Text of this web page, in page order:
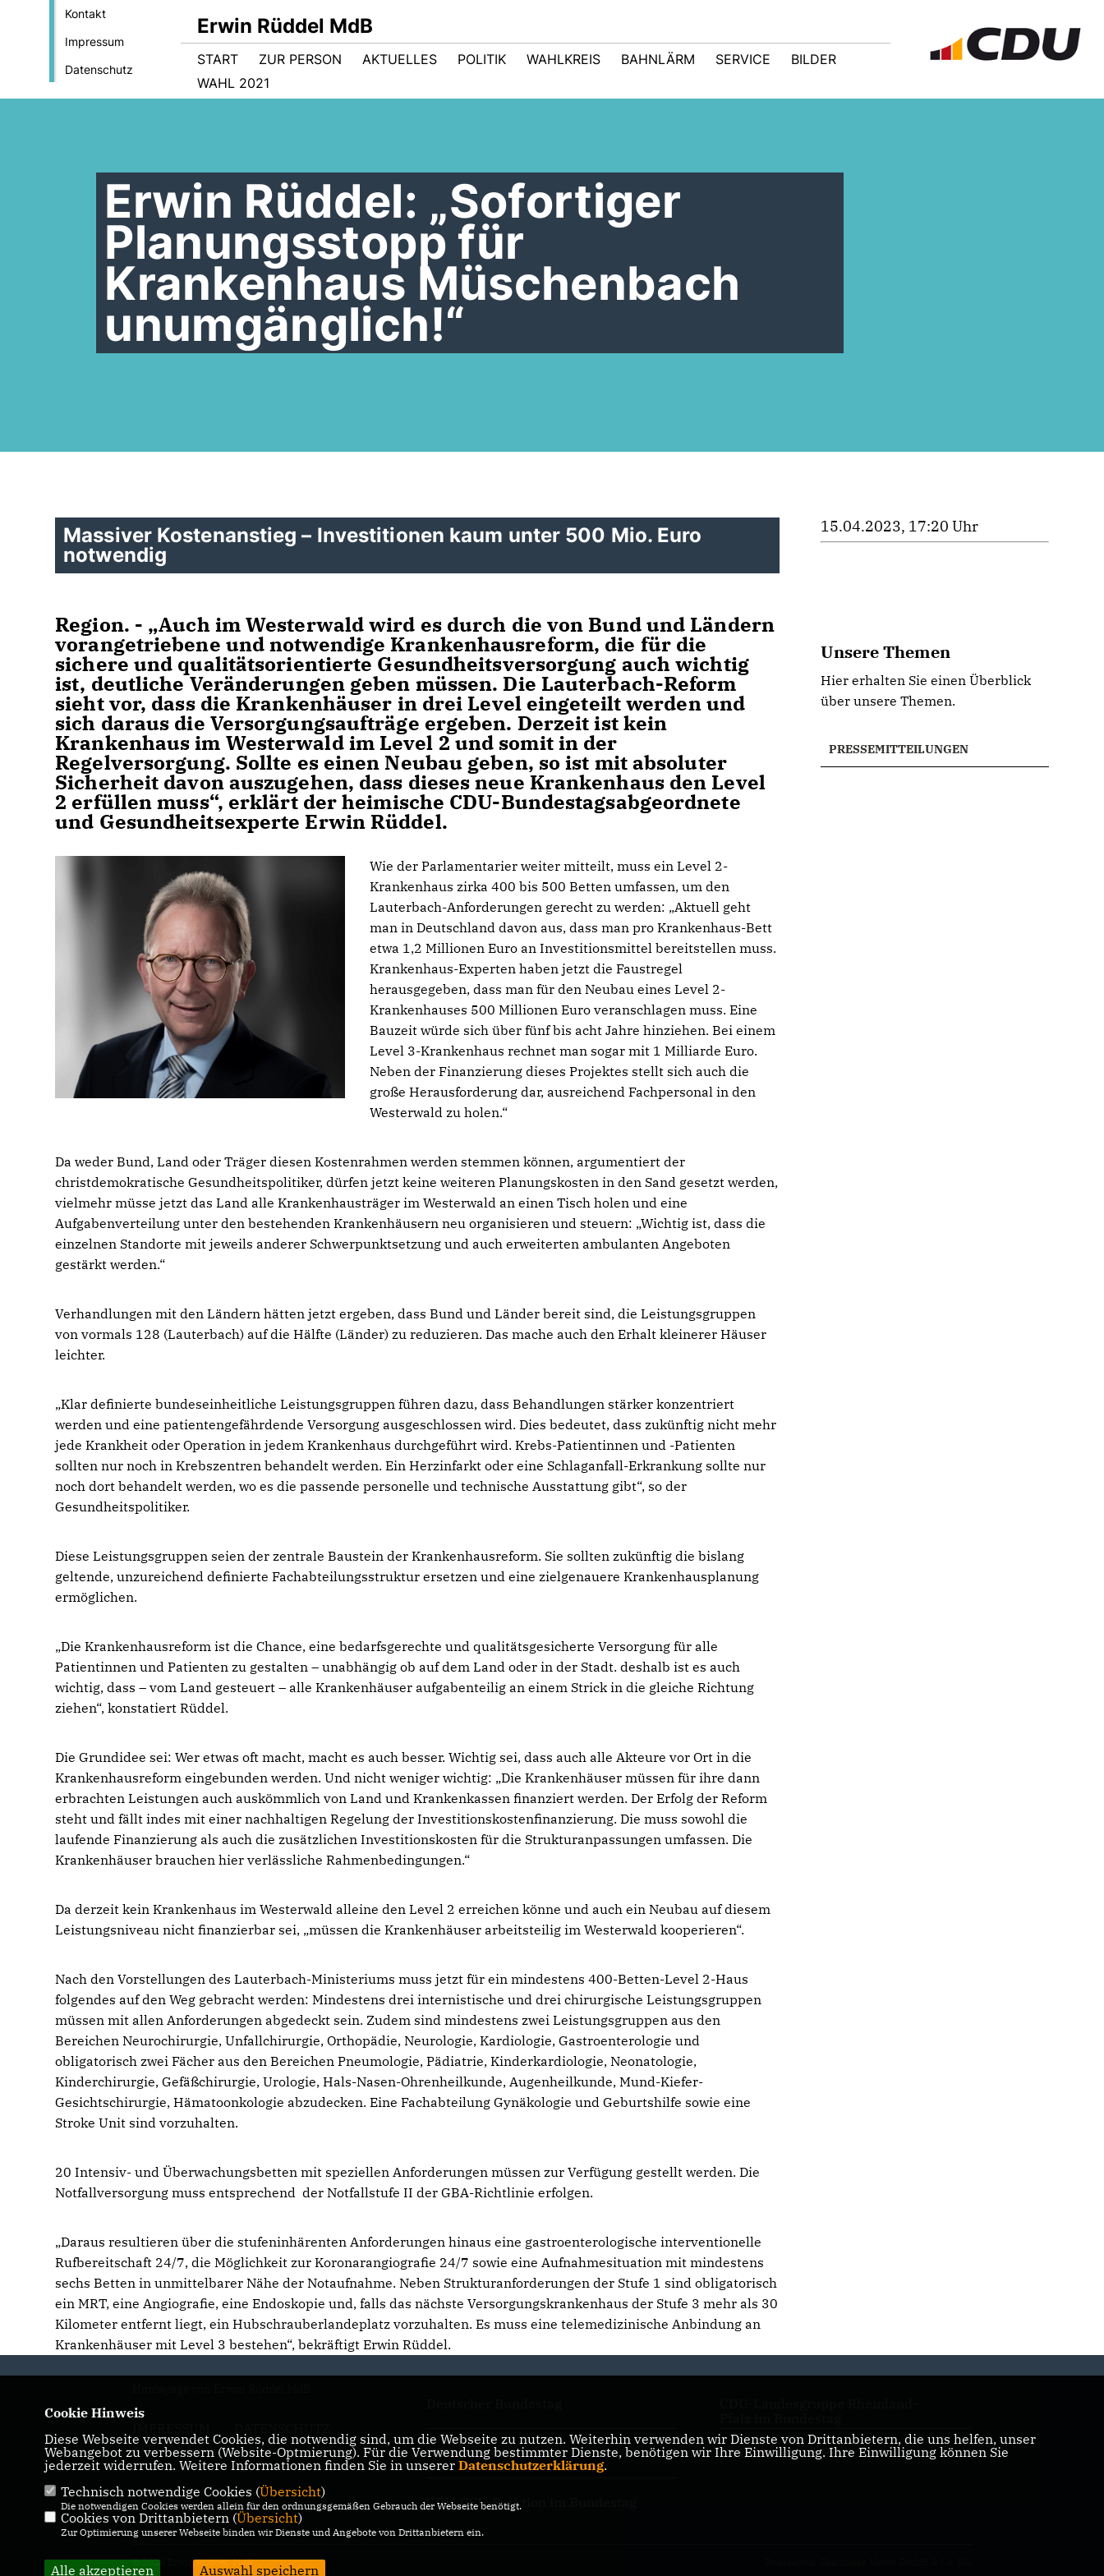
Kontakt
Impressum
Datenschutz
Erwin Rüddel MdB
START ZUR PERSON AKTUELLES POLITIK WAHLKREIS BAHNLÄRM SERVICE
BILDER
WAHL 2021
Erwin Rüddel: „Sofortiger
Planungsstopp für
Krankenhaus Müschenbach
unumgänglich!“
Massiver Kostenanstieg – Investitionen kaum unter 500 Mio. Euro
notwendig
Region. - „Auch im Westerwald wird es durch die von Bund und Ländern
vorangetriebene und notwendige Krankenhausreform, die für die
sichere und qualitätsorientierte Gesundheitsversorgung auch wichtig
ist, deutliche Veränderungen geben müssen. Die Lauterbach-Reform
sieht vor, dass die Krankenhäuser in drei Level eingeteilt werden und
sich daraus die Versorgungsaufträge ergeben. Derzeit ist kein
Krankenhaus im Westerwald im Level 2 und somit in der
Regelversorgung. Sollte es einen Neubau geben, so ist mit absoluter
Sicherheit davon auszugehen, dass dieses neue Krankenhaus den Level
2 erfüllen muss“, erklärt der heimische CDU-Bundestagsabgeordnete
und Gesundheitsexperte Erwin Rüddel.
Wie der Parlamentarier weiter mitteilt, muss ein Level 2-
Krankenhaus zirka 400 bis 500 Betten umfassen, um den
Lauterbach-Anforderungen gerecht zu werden: „Aktuell geht
man in Deutschland davon aus, dass man pro Krankenhaus-Bett
etwa 1,2 Millionen Euro an Investitionsmittel bereitstellen muss.
Krankenhaus-Experten haben jetzt die Faustregel
herausgegeben, dass man für den Neubau eines Level 2-
Krankenhauses 500 Millionen Euro veranschlagen muss. Eine
Bauzeit würde sich über fünf bis acht Jahre hinziehen. Bei einem
Level 3-Krankenhaus rechnet man sogar mit 1 Milliarde Euro.
Neben der Finanzierung dieses Projektes stellt sich auch die
große Herausforderung dar, ausreichend Fachpersonal in den
Westerwald zu holen.“
Da weder Bund, Land oder Träger diesen Kostenrahmen werden stemmen können, argumentiert der
christdemokratische Gesundheitspolitiker, dürfen jetzt keine weiteren Planungskosten in den Sand gesetzt werden,
vielmehr müsse jetzt das Land alle Krankenhausträger im Westerwald an einen Tisch holen und eine
Aufgabenverteilung unter den bestehenden Krankenhäusern neu organisieren und steuern: „Wichtig ist, dass die
einzelnen Standorte mit jeweils anderer Schwerpunktsetzung und auch erweiterten ambulanten Angeboten
gestärkt werden.“
Verhandlungen mit den Ländern hätten jetzt ergeben, dass Bund und Länder bereit sind, die Leistungsgruppen
von vormals 128 (Lauterbach) auf die Hälfte (Länder) zu reduzieren. Das mache auch den Erhalt kleinerer Häuser
leichter.
Klar definierte bundeseinheitliche Leistungsgruppen führen dazu, dass Behandlungen stärker konzentriert
werden und eine patientengefährdende Versorgung ausgeschlossen wird. Dies bedeutet, dass zukünftig nicht mehr
jede Krankheit oder Operation in jedem Krankenhaus durchgeführt wird. Krebs-Patientinnen und -Patienten
sollten nur noch in Krebszentren behandelt werden. Ein Herzinfarkt oder eine Schlaganfall-Erkrankung sollte nur
noch dort behandelt werden, wo es die passende personelle und technische Ausstattung gibt“, so der
Gesundheitspolitiker.
Diese Leistungsgruppen seien der zentrale Baustein der Krankenhausreform. Sie sollten zukünftig die bislang
geltende, unzureichend definierte Fachabteilungsstruktur ersetzen und eine zielgenauere Krankenhausplanung
ermöglichen.
Die Krankenhausreform ist die Chance, eine bedarfsgerechte und qualitätsgesicherte Versorgung für alle
Patientinnen und Patienten zu gestalten – unabhängig ob auf dem Land oder in der Stadt. deshalb ist es auch
wichtig, dass – vom Land gesteuert – alle Krankenhäuser aufgabenteilig an einem Strick in die gleiche Richtung
ziehen“, konstatiert Rüddel.
Die Grundidee sei: Wer etwas oft macht, macht es auch besser. Wichtig sei, dass auch alle Akteure vor Ort in die
Krankenhausreform eingebunden werden. Und nicht weniger wichtig: „Die Krankenhäuser müssen für ihre dann
erbrachten Leistungen auch auskömmlich von Land und Krankenkassen finanziert werden. Der Erfolg der Reform
steht und fällt indes mit einer nachhaltigen Regelung der Investitionskostenfinanzierung. Die muss sowohl die
laufende Finanzierung als auch die zusätzlichen Investitionskosten für die Strukturanpassungen umfassen. Die
Krankenhäuser brauchen hier verlässliche Rahmenbedingungen.“
Da derzeit kein Krankenhaus im Westerwald alleine den Level 2 erreichen könne und auch ein Neubau auf diesem
Leistungsniveau nicht finanzierbar sei, „müssen die Krankenhäuser arbeitsteilig im Westerwald kooperieren“.
Nach den Vorstellungen des Lauterbach-Ministeriums muss jetzt für ein mindestens 400-Betten-Level 2-Haus
folgendes auf den Weg gebracht werden: Mindestens drei internistische und drei chirurgische Leistungsgruppen
müssen mit allen Anforderungen abgedeckt sein. Zudem sind mindestens zwei Leistungsgruppen aus den
Bereichen Neurochirurgie, Unfallchirurgie, Orthopädie, Neurologie, Kardiologie, Gastroenterologie und
obligatorisch zwei Fächer aus den Bereichen Pneumologie, Pädiatrie, Kinderkardiologie, Neonatologie,
Kinderchirurgie, Gefäßchirurgie, Urologie, Hals-Nasen-Ohrenheilkunde, Augenheilkunde, Mund-Kiefer-
Gesichtschirurgie, Hämatoonkologie abzudecken. Eine Fachabteilung Gynäkologie und Geburtshilfe sowie eine
Stroke Unit sind vorzuhalten.
20 Intensiv- und Überwachungsbetten mit speziellen Anforderungen müssen zur Verfügung gestellt werden. Die
Notfallversorgung muss entsprechend der Notfallstufe II der GBA-Richtlinie erfolgen.
Daraus resultieren über die stufeninhärenten Anforderungen hinaus eine gastroenterologische interventionelle
Rufbereitschaft 24/7, die Möglichkeit zur Koronarangiografie 24/7 sowie eine Aufnahmesituation mit mindestens
sechs Betten in unmittelbarer Nähe der Notaufnahme. Neben Strukturanforderungen der Stufe 1 sind obligatorisch
ein MRT, eine Angiografie, eine Endoskopie und, falls das nächste Versorgungskrankenhaus der Stufe 3 mehr als 30
Kilometer entfernt liegt, ein Hubschrauberlandeplatz vorzuhalten. Es muss eine telemedizinische Anbindung an
Krankenhäuser mit Level 3 bestehen“, bekräftigt Erwin Rüddel.
15.04.2023, 17:20 Uhr
Unsere Themen
Hier erhalten Sie einen Überblick
über unsere Themen.
PRESSEMITTEILUNGEN
KONTAKT
CDU Deutschlands
CDU/CSU-Fraktion im Bundestag
CDU Rheinland-Pfalz
© 2026 Erwin Rüddel, MdB
Cookie Hinweis
Diese Webseite verwendet Cookies, die notwendig sind, um die Webseite zu nutzen. Weiterhin verwenden wir Dienste von Drittanbietern, die uns helfen, unser
Webangebot zu verbessern (Website-Optmierung). Für die Verwendung bestimmter Dienste, benötigen wir Ihre Einwilligung. Ihre Einwilligung können Sie
jederzeit widerrufen. Weitere Informationen finden Sie in unserer Datenschutzerklärung.
Technisch notwendige Cookies (Übersicht)
Die notwendigen Cookies werden allein für den ordnungsgemäßen Gebrauch der Webseite benötigt.
Cookies von Drittanbietern (Übersicht)
Zur Optimierung unserer Webseite binden wir Dienste und Angebote von Drittanbietern ein.
Alle akzeptieren Auswahl speichern